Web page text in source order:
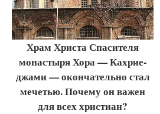
Храм Христа Спасителя
монастыря Хора — Кахрие-
джами — окончательно стал
мечетью. Почему он важен
для всех христиан?